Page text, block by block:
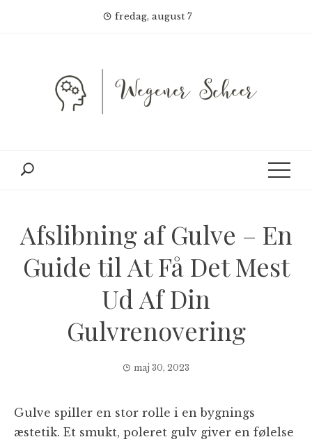
fredag, august 7
Afslibning af Gulve – En
Guide til At Få Det Mest
Ud Af Din
Gulvrenovering
maj 30, 2023
Gulve spiller en stor rolle i en bygnings
æstetik. Et smukt, poleret gulv giver en følelse